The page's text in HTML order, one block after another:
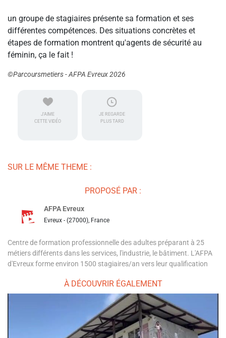
un groupe de stagiaires présente sa formation et ses
différentes compétences. Des situations concrètes et
étapes de formation montrent qu'agents de sécurité au
féminin, ça le fait !
©Parcoursmetiers - AFPA Evreux 2026
J'AIME
CETTE VIDÉO
JE REGARDE
PLUS TARD
SUR LE MÊME THEME :
PROPOSÉ PAR :
AFPA Evreux
Evreux - (27000), France
Centre de formation professionnelle des adultes préparant à 25
métiers différents dans les services, l'industrie, le bâtiment. L'AFPA
d'Evreux forme environ 1500 stagiaires/an vers leur qualification
À DÉCOUVRIR ÉGALEMENT